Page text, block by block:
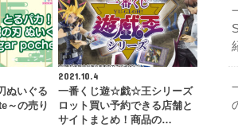
ぬいぐる
～の売り
2021.10.4
一番くじ遊☆戯☆王シリーズ
ロット買い予約できる店舗と
サイトまとめ！商品の…